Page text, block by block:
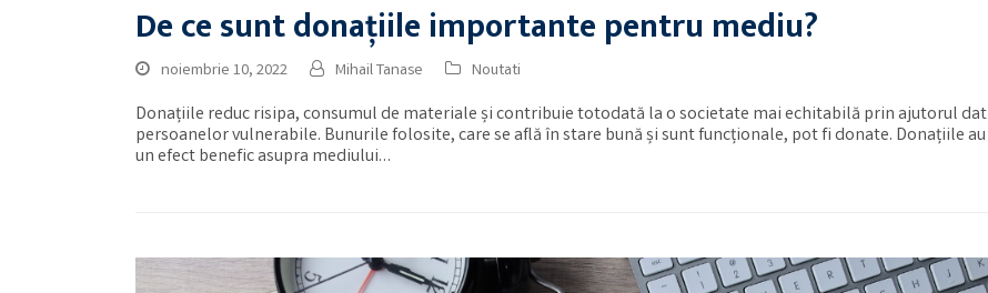
De ce sunt donațiile importante pentru mediu?
noiembrie 10, 2022 Mihail Tanase Noutati
Donațiile reduc risipa, consumul de materiale și contribuie totodată la o societate mai echitabilă prin ajutorul dat
persoanelor vulnerabile. Bunurile folosite, care se află în stare bună și sunt funcționale, pot fi donate. Donațiile au
un efect benefic asupra mediului…